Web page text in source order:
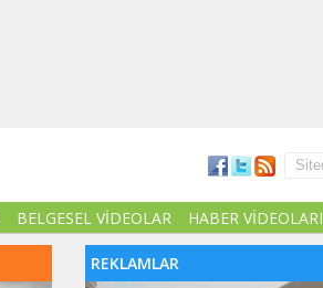
BELGESEL VİDEOLAR HABER VİDEOLARI
REKLAMLAR